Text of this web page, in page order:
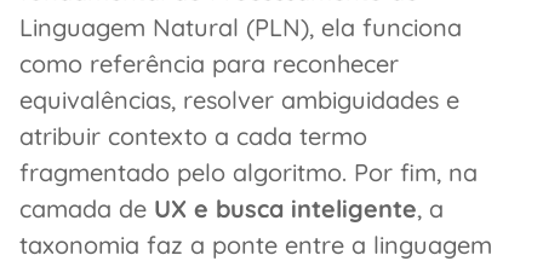
Linguagem Natural (PLN), ela funciona
como referência para reconhecer
equivalências, resolver ambiguidades e
atribuir contexto a cada termo
fragmentado pelo algoritmo. Por fim, na
camada de UX e busca inteligente, a
taxonomia faz a ponte entre a linguagem